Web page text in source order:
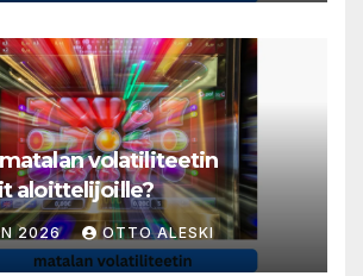
volatiliteetin
aloittelijoille?
2026 OTTO ALESKI